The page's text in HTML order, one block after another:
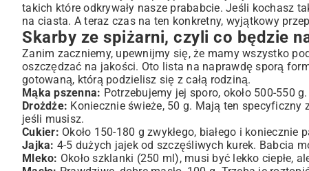
Ratunku, zakalec! I inne kuchenne dramaty, których
Jak podawać i przechowywać ten skarb?
takich które odkrywały nasze prababcie. Jeśli kochasz
na ciasta. A teraz czas na ten konkretny, wyjątkowy
Skarby ze spiżarni, czyli co będzie
Zanim zaczniemy, upewnijmy się, że mamy wszystko
oszczędzać na jakości. Oto lista na naprawdę sporą
gotowaną, którą podzielisz się z całą rodziną.
Mąka pszenna: Potrzebujemy jej sporo, około 500-550
Drożdże: Koniecznie świeże, 50 g. Mają ten
jeśli musisz.
Cukier: Około 150-180 g zwykłego, białego i
Jajka: 4-5 dużych jajek od szczęśliwych kurek. Babcia
Mleko: Około szklanki (250 ml), musi być lekko ciepłe,